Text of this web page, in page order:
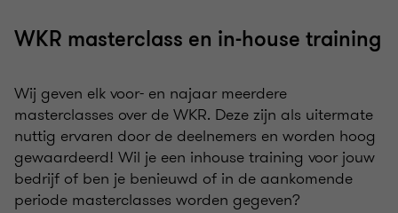
WKR masterclass en in-house training
Wij geven elk voor- en najaar meerdere
masterclasses over de WKR. Deze zijn als uitermate
nuttig ervaren door de deelnemers en worden hoog
gewaardeerd! Wil je een inhouse training voor jouw
bedrijf of ben je benieuwd of in de aankomende
periode masterclasses worden gegeven?